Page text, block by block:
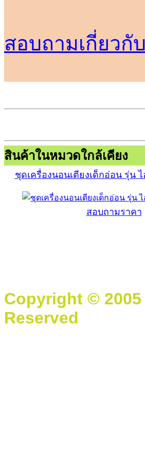
สอบถามเกี่ยวกั
สินค้าในหมวดใกล้เคียง
ชุดเครื่องนอนเตียงเด็กอ่อน รุ่น
สอบถามราคา
Copyright ©
Reserved